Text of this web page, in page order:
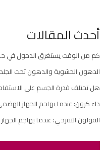
أحدث المقالات
كم من الوقت يستغرق الدخول في
الدهون الحشوية والدهون تحت
هل تختلف قدرة الجسم على
داء كرون: عندما يهاجم الجهاز
القولون التقرحي: عندما يهاجم